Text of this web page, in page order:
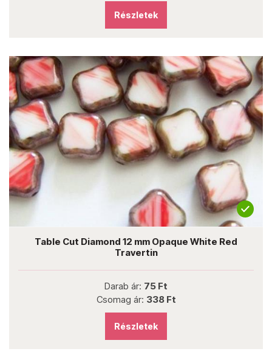
Részletek
Table Cut Diamond 12 mm Opaque White Red
Travertin
Darab ár: 75 Ft
Csomag ár: 338 Ft
Részletek